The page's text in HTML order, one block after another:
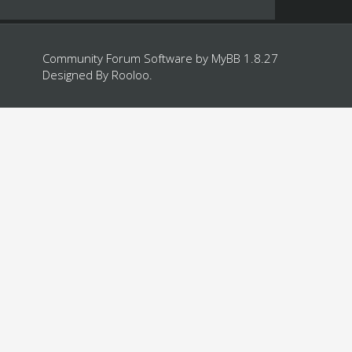
Community Forum Software by MyBB 1.8.27
Designed By Rooloo.